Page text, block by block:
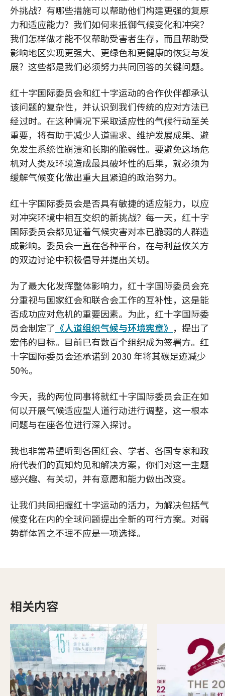
外挑战？有哪些措施可以帮助他们构建更强的复原
力和适应能力？我们如何来抵御气候变化和冲突？
我们怎样做才能不仅帮助受害者生存，而且帮助受
影响地区实现更强大、更绿色和更健康的恢复与发
展？这些都是我们必须努力共同回答的关键问题。
红十字国际委员会和红十字运动的合作伙伴都承认
该问题的复杂性，并认识到我们传统的应对方法已
经过时。在这种情况下采取适应性的气候行动至关
重要，将有助于减少人道需求、维护发展成果、避
免发生系统性崩溃和长期的脆弱性。要避免这场危
机对人类及环境造成最具破坏性的后果，就必须为
缓解气候变化做出重大且紧迫的政治努力。
红十字国际委员会是否具有敏捷的适应能力，以应
对冲突环境中相互交织的新挑战？每一天，红十字
国际委员会都见证着气候灾害对本已脆弱的人群造
成影响。委员会一直在各种平台，在与利益攸关方
的双边讨论中积极倡导并提出关切。
为了最大化发挥整体影响力，红十字国际委员会充
分重视与国家红会和联合会工作的互补性，这是能
否成功应对危机的重要因素。为此，红十字国际委
员会制定了 《人道组织气候与环境宪章》 ，提出了
宏伟的目标。目前已有数百个组织成为签署方。红
十字国际委员会还承诺到 2030 年将其碳足迹减少
50%。
今天，我的两位同事将就红十字国际委员会正在如
何以开展气候适应型人道行动进行调整，这一根本
问题与在座各位进行深入探讨。
我也非常希望听到各国红会、学者、各国专家和政
府代表们的真知灼见和解决方案，你们对这一主题
感兴趣、有关切，并有意愿和能力做出改变。
让我们共同把握红十字运动的活力，为解决包括气
候变化在内的全球问题提出全新的可行方案。对弱
势群体置之不理不应是一项选择。
相关内容